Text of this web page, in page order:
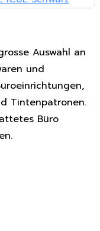
Auswahl an
und
Tintenpatronen.
Büro